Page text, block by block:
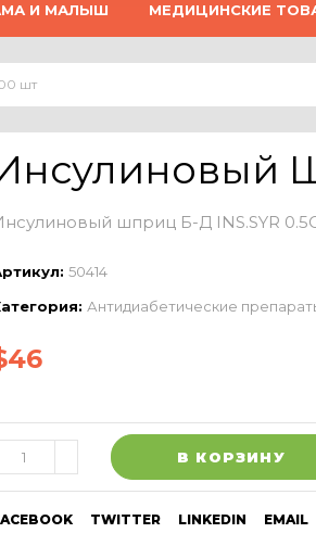
И МАЛЫШ МЕДИЦИНСКИЕ
шт
шприц Б-Д INS.SYR
50414
Антидиабетические
46
В КОРЗИНУ
TWITTER LINKEDIN EMAIL